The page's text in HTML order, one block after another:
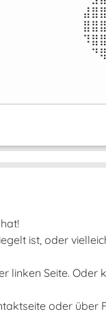
ist, oder
linken Seite.
oder über